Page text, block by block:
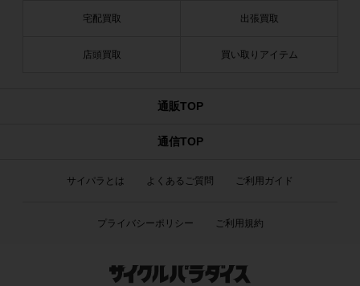
宅配買取 出張買取
店頭買取 買い取りアイテム
通販TOP
通信TOP
サイパラとは よくあるご質問 ご利用ガイド
プライバシーポリシー ご利用規約